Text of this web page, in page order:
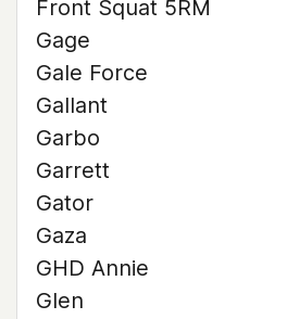
Front Squat 5RM
Gage
Gale Force
Gallant
Garbo
Garrett
Gator
Gaza
GHD Annie
Glen